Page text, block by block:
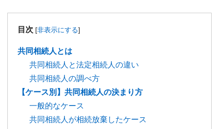
目次 [非表示にする]
共同相続人とは
共同相続人と法定相続人の違い
共同相続人の調べ方
【ケース別】共同相続人の決まり方
一般的なケース
共同相続人が相続放棄したケース